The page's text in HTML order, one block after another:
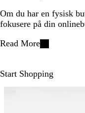
Om du har en fysisk
fokusere på din
Read More
Start Shopping